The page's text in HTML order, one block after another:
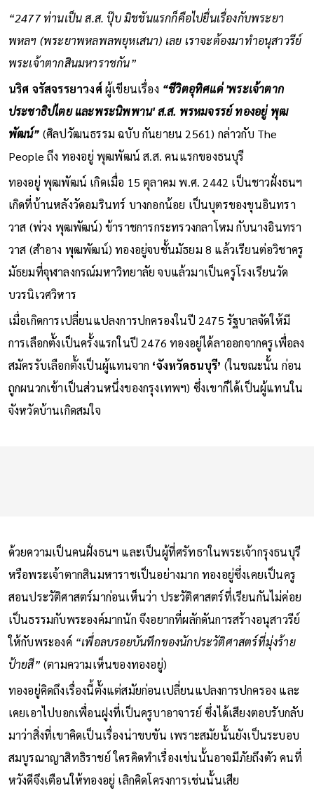
“2477 ท่านเป็น ส.ส. ปุ๊บ มิชชันแรกก็คือไปยื่นเรื่องกับพระยา
พหลฯ (พระยาพหลพลพยุหเสนา) เลย เราจะต้องมาทำอนุสาวรีย์
พระเจ้าตากสินมหาราชกัน”
นริศ จรัสจรรยาวงศ์ผู้เขียนเรื่อง “ชีวิตอุทิศแด่ 'พระเจ้าตาก
ประชาธิปไตย และพระนิพพาน' ส.ส. พรหมจรรย์ ทองอยู่ พุฒ
พัฒน์” (ศิลปวัฒนธรรม ฉบับ กันยายน 2561) กล่าวกับ The
People ถึง ทองอยู่ พุฒพัฒน์ ส.ส. คนแรกของธนบุรี
ทองอยู่ พุฒพัฒน์ เกิดเมื่อ 15 ตุลาคม พ.ศ. 2442 เป็นชาวฝั่งธนฯ
เกิดที่บ้านหลังวัดอมรินทร์ บางกอกน้อย เป็นบุตรของขุนอินทรา
วาส (พ่วง พุฒพัฒน์) ข้าราชการกระทรวงกลาโหม กับนางอินทรา
วาส (สำอาง พุฒพัฒน์) ทองอยู่จบชั้นมัธยม 8 แล้วเรียนต่อวิชาครู
มัธยมที่จุฬาลงกรณ์มหาวิทยาลัย จบแล้วมาเป็นครูโรงเรียนวัด
บวรนิเวศวิหาร
เมื่อเกิดการเปลี่ยนแปลงการปกครองในปี 2475 รัฐบาลจัดให้มี
การเลือกตั้งเป็นครั้งแรกในปี 2476 ทองอยู่ได้ลาออกจากครูเพื่อลง
สมัครรับเลือกตั้งเป็นผู้แทนจาก ‘จังหวัดธนบุรี’ (ในขณะนั้น ก่อน
ถูกผนวกเข้าเป็นส่วนหนึ่งของกรุงเทพฯ) ซึ่งเขาก็ได้เป็นผู้แทนใน
จังหวัดบ้านเกิดสมใจ
ด้วยความเป็นคนฝั่งธนฯ และเป็นผู้ที่ศรัทธาในพระเจ้ากรุงธนบุรี
หรือพระเจ้าตากสินมหาราชเป็นอย่างมาก ทองอยู่ซึ่งเคยเป็นครู
สอนประวัติศาสตร์มาก่อนเห็นว่า ประวัติศาสตร์ที่เรียนกันไม่ค่อย
เป็นธรรมกับพระองค์มากนัก จึงอยากที่ผลักดันการสร้างอนุสาวรีย์
ให้กับพระองค์ “เพื่อลบรอยบันทึกของนักประวัติศาสตร์ที่มุ่งร้าย
ป้ายสี” (ตามความเห็นของทองอยู่)
ทองอยู่คิดถึงเรื่องนี้ตั้งแต่สมัยก่อนเปลี่ยนแปลงการปกครอง และ
เคยเอาไปบอกเพื่อนฝูงที่เป็นครูบาอาจารย์ ซึ่งได้เสียงตอบรับกลับ
มาว่าสิ่งที่เขาคิดเป็นเรื่องน่าขบขัน เพราะสมัยนั้นยังเป็นระบอบ
สมบูรณาญาสิทธิราชย์ ใครคิดทำเรื่องเช่นนั้นอาจมีภัยถึงตัว คนที่
หวังดีจึงเตือนให้ทองอยู่ เลิกคิดโครงการเช่นนั้นเสีย